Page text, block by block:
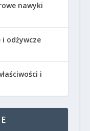
nawyki
i odżywcze
i